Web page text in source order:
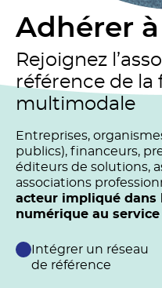
Adhérer
Rejoignez
référence de la
multimodale
Entreprises,
publics), financeurs,
éditeurs de solutions,
associations
acteur impliqué dans
numérique au
Intégrer un réseau
de référence